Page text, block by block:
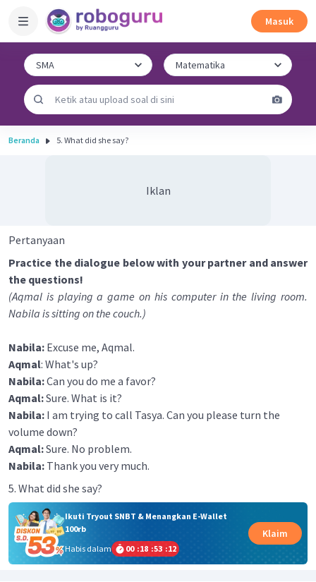
Masuk
Beranda 5. What did she say?
Iklan
Pertanyaan
Practice the dialogue below with your partner and answer
the questions!
(Aqmal is playing a game on his computer in the living room.
Nabila is sitting on the couch.)
Nabila: Excuse me, Aqmal.
Aqmal: What's up?
Nabila:Can you do me a favor?
Aqmal:Sure. What is it?
Nabila: I am trying to call Tasya. Can you please turn the
volume down?
Aqmal:Sure. No problem.
Nabila: Thank you very much.
5. What did she say?
Ikuti Tryout SNBT & Menangkan E-Wallet
100rb
Habis dalam
00 :18 :53 :12
Klaim